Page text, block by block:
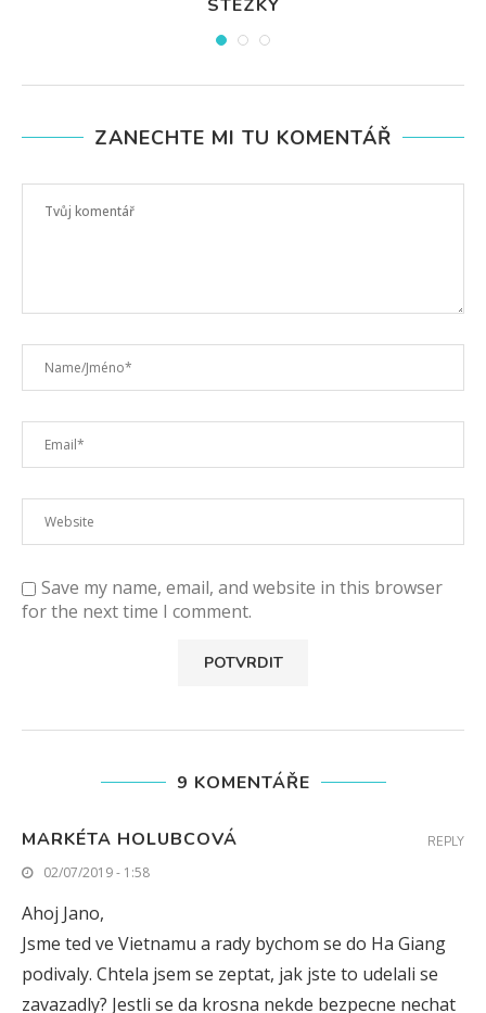
STEZKY
ZANECHTE MI TU KOMENTÁŘ
Save my name, email, and website in this browser
for the next time I comment.
9 KOMENTÁŘE
MARKÉTA HOLUBCOVÁ
02/07/2019 - 1:58
Ahoj Jano,
Jsme ted ve Vietnamu a rady bychom se do Ha Giang
podivaly. Chtela jsem se zeptat, jak jste to udelali se
zavazadly? Jestli se da krosna nekde bezpecne nechat
REPLY